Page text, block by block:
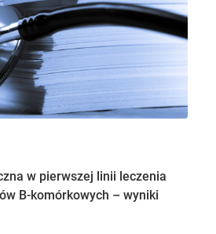
w pierwszej linii leczenia
B-komórkowych – wyniki